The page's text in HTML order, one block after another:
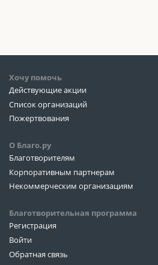
Хочу помочь
Действующие акции
Список организаций
Пожертвования
О Благо.ру
Благотворителям
Корпоративным партнерам
Некоммерческим организациям
Благотворительная программа
Регистрация
Войти
Обратная связь